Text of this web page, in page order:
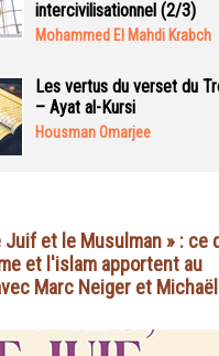
intercivilisationnel (2/3)
Mohammed El Mahdi Krabch
Les vertus du verset du
– Ayat al-Kursi
Housman Omarjee
Juif et le Musulman » : ce
et l'islam apportent au
Marc Neiger et Michaël